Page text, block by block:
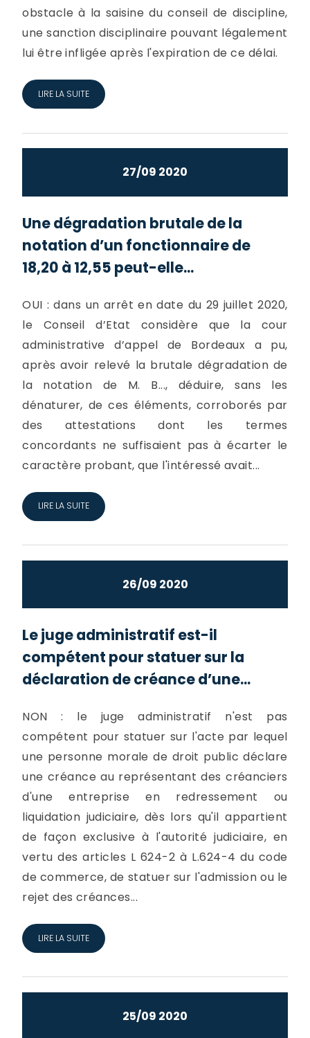
obstacle à la saisine du conseil de discipline,
une sanction disciplinaire pouvant légalement
lui être infligée après l'expiration de ce délai.
LIRE LA SUITE
27/09 2020
Une dégradation brutale de la
notation d’un fonctionnaire de
18,20 à 12,55 peut-elle...
OUI : dans un arrêt en date du 29 juillet 2020,
le Conseil d’Etat considère que la cour
administrative d’appel de Bordeaux a pu,
après avoir relevé la brutale dégradation de
la notation de M. B..., déduire, sans les
dénaturer, de ces éléments, corroborés par
des attestations dont les termes
concordants ne suffisaient pas à écarter le
caractère probant, que l'intéressé avait...
LIRE LA SUITE
26/09 2020
Le juge administratif est-il
compétent pour statuer sur la
déclaration de créance d’une...
NON : le juge administratif n'est pas
compétent pour statuer sur l'acte par lequel
une personne morale de droit public déclare
une créance au représentant des créanciers
d'une entreprise en redressement ou
liquidation judiciaire, dès lors qu'il appartient
de façon exclusive à l'autorité judiciaire, en
vertu des articles L 624-2 à L.624-4 du code
de commerce, de statuer sur l'admission ou le
rejet des créances...
LIRE LA SUITE
25/09 2020